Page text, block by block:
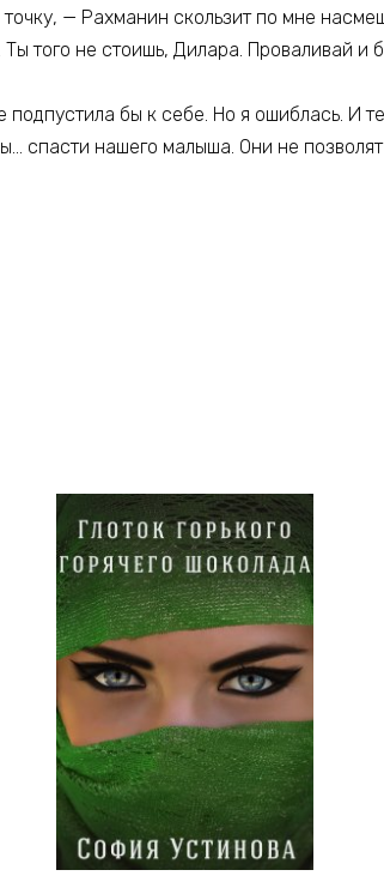
— Рахманин скользит по мне
того не стоишь, Дилара. Проваливай и
подпустила бы к себе. Но я ошиблась. И
спасти нашего малыша. Они не